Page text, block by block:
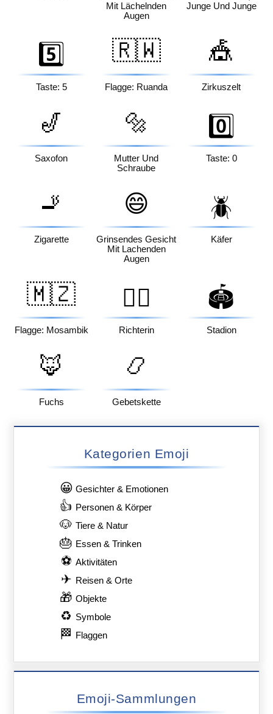
Mit Lächelnden
Augen
Junge Und Junge
5️⃣
Taste: 5
🇷🇼
Flagge: Ruanda
🎪
Zirkuszelt
🎷
Saxofon
🔩
Mutter Und
Schraube
0️⃣
Taste: 0
🚬
Zigarette
😄
Grinsendes Gesicht
Mit Lachenden
Augen
🪲
Käfer
🇲🇿
Flagge: Mosambik
👩‍⚖️
Richterin
🏟️
Stadion
🦊
Fuchs
📿
Gebetskette
Kategorien Emoji
😀 Gesichter & Emotionen
👍 Personen & Körper
🐶 Tiere & Natur
🎂 Essen & Trinken
⚽ Aktivitäten
✈ Reisen & Orte
🎁 Objekte
♻ Symbole
🏁 Flaggen
Emoji-Sammlungen